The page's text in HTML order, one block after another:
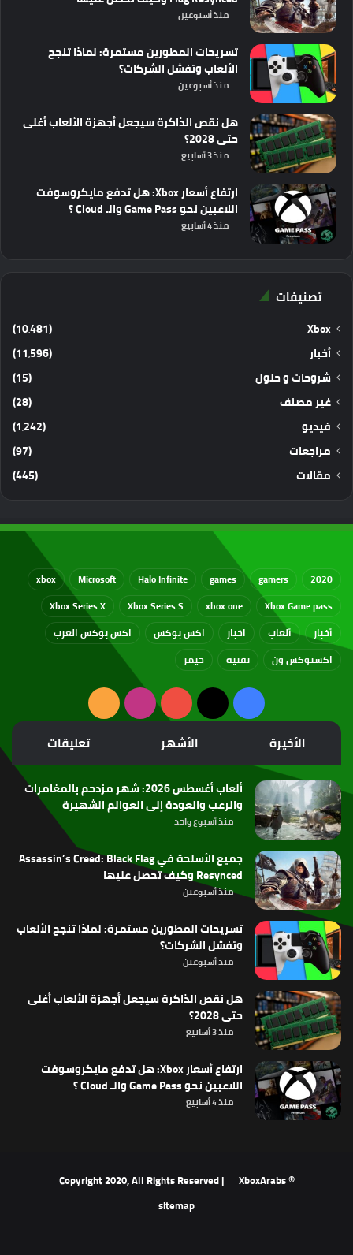
منذ أسبوعين
تسريحات المطورين مستمرة: لماذا تنجح
الألعاب وتفشل الشركات؟
منذ أسبوعين
هل نقص الذاكرة سيجعل أجهزة الألعاب أغلى
حتى 2028؟
منذ 3 أسابيع
ارتفاع أسعار Xbox: هل تدفع مايكروسوفت
اللاعبين نحو Game Pass والـ Cloud ؟
منذ 4 أسابيع
تصنيفات
Xbox
(10٬481)
أخبار
(11٬596)
شروحات و حلول
(15)
غير مصنف
(28)
فيديو
(1٬242)
مراجعات
(97)
مقالات
(445)
2020
gamers
games
Halo Infinite
Microsoft
xbox
Xbox Game pass
xbox one
Xbox Series S
Xbox Series X
أخبار
ألعاب اخبار اكس بوكس
اكس بوكس العرب
اكسبوكس ون
تقنية جيمز
فيسبوك
‫X
‫YouTubeانستقرامملخص
الموقع
RSS
الأخيرة الأشهر تعليقات
ألعاب أغسطس 2026: شهر مزدحم بالمغامرات
والرعب والعودة إلى العوالم الشهيرة
منذ أسبوع واحد
جميع الأسلحة في Assassin’s Creed: Black Flag
Resynced وكيف تحصل عليها
منذ أسبوعين
تسريحات المطورين مستمرة: لماذا تنجح الألعاب
وتفشل الشركات؟
منذ أسبوعين
هل نقص الذاكرة سيجعل أجهزة الألعاب أغلى
حتى 2028؟
منذ 3 أسابيع
ارتفاع أسعار Xbox: هل تدفع مايكروسوفت
اللاعبين نحو Game Pass والـ Cloud ؟
منذ 4 أسابيع
© Copyright 2020, All Rights Reserved |
XboxArabs
sitemap